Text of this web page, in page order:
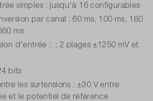
simples : jusqu'à 16 configurables
par canal : 60 ms, 100 ms, 180
ms
d'entrée : ; 2 plages ±1250 mV et
bits
les surtensions : ±30 V entre
et le potentiel de référence